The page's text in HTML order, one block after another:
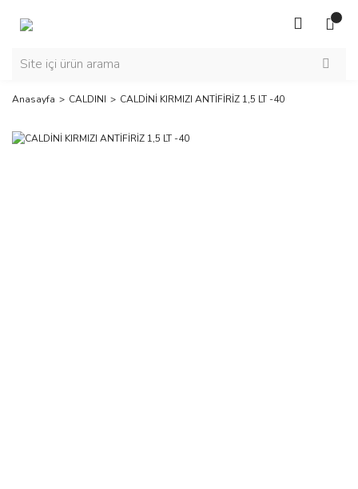
Anasayfa CALDINI CALDİNİ KIRMIZI ANTİFİRİZ 1,5 LT -40